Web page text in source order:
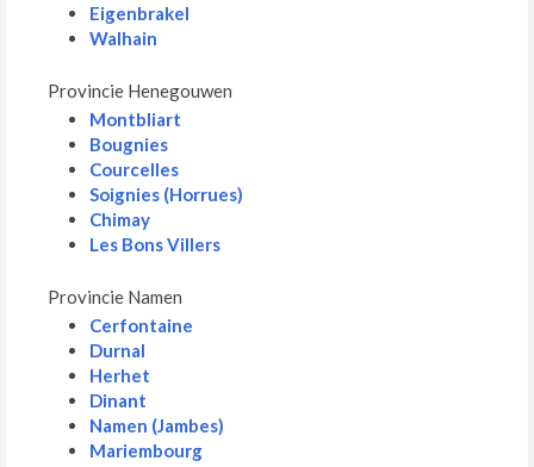
Eigenbrakel
Walhain
Provincie Henegouwen
Montbliart
Bougnies
Courcelles
Soignies (Horrues)
Chimay
Les Bons Villers
Provincie Namen
Cerfontaine
Durnal
Herhet
Dinant
Namen (Jambes)
Mariembourg